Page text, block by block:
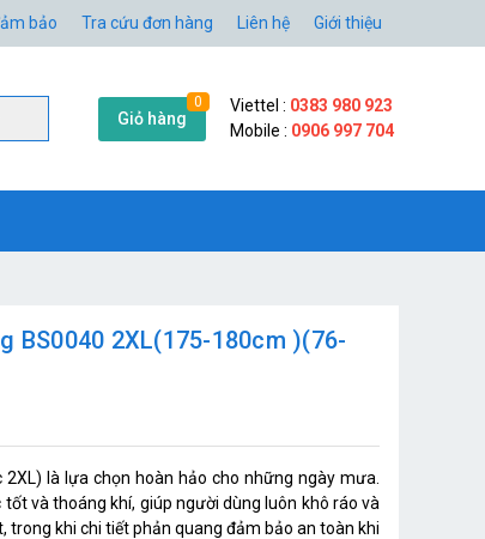
bảo Tra cứu đơn hàng Liên hệ Giới thiệu
Giỏ hàng
0 Viettel : 0383 980 923
Mobile : 0906 997 704
BS0040 2XL(175-180cm )(76-
là lựa chọn hoàn hảo cho những ngày mưa.
và thoáng khí, giúp người dùng luôn khô ráo và
khi chi tiết phản quang đảm bảo an toàn khi